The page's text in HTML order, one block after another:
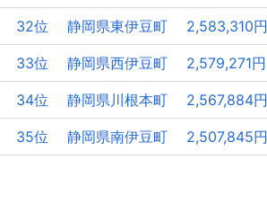
32位 静岡県東伊豆町 2,583,310円
33位 静岡県西伊豆町 2,579,271円
34位 静岡県川根本町 2,567,884円
35位 静岡県南伊豆町 2,507,845円